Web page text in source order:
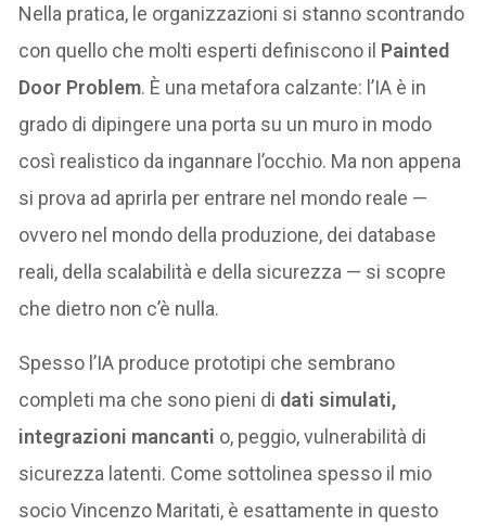
Nella pratica, le organizzazioni si stanno scontrando
con quello che molti esperti definiscono il Painted
Door Problem. È una metafora calzante: l’IA è in
grado di dipingere una porta su un muro in modo
così realistico da ingannare l’occhio. Ma non appena
si prova ad aprirla per entrare nel mondo reale —
ovvero nel mondo della produzione, dei database
reali, della scalabilità e della sicurezza — si scopre
che dietro non c’è nulla.
Spesso l’IA produce prototipi che sembrano
completi ma che sono pieni di dati simulati,
integrazioni mancanti o, peggio, vulnerabilità di
sicurezza latenti. Come sottolinea spesso il mio
socio Vincenzo Maritati, è esattamente in questo